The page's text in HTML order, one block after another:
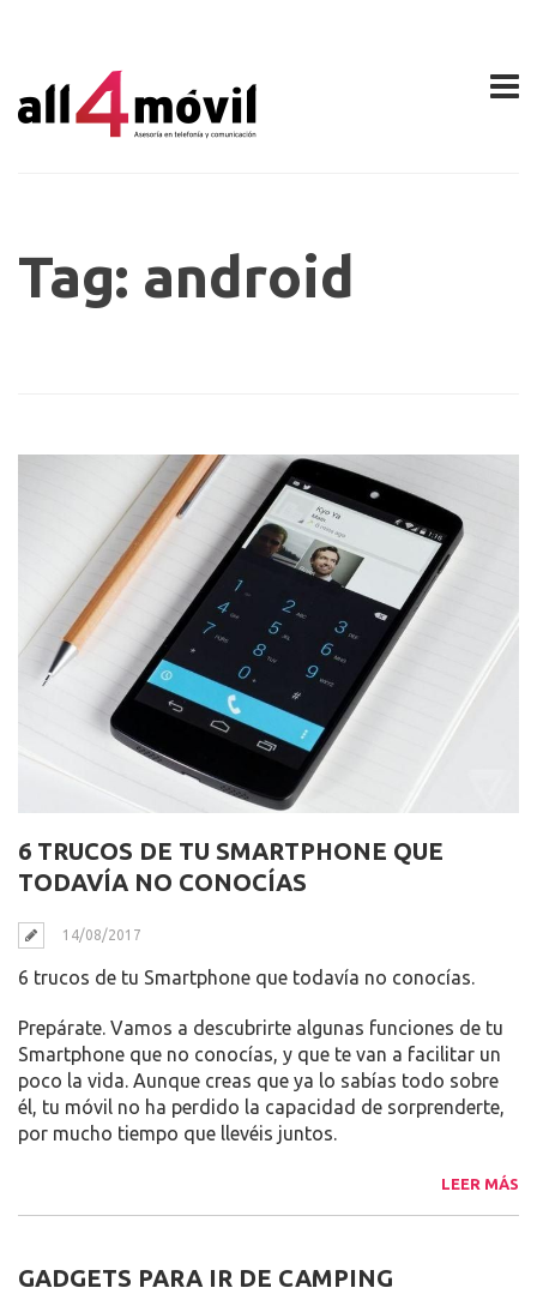
Tag: android
6 TRUCOS DE TU SMARTPHONE QUE
TODAVÍA NO CONOCÍAS
14/08/2017
6 trucos de tu Smartphone que todavía no conocías.
Prepárate. Vamos a descubrirte algunas funciones de tu
Smartphone que no conocías, y que te van a facilitar un
poco la vida. Aunque creas que ya lo sabías todo sobre
él, tu móvil no ha perdido la capacidad de sorprenderte,
por mucho tiempo que llevéis juntos.
LEER MÁS
GADGETS PARA IR DE CAMPING